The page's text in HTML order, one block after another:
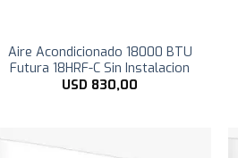
Aire Acondicionado 18000 BTU
Futura 18HRF-C Sin Instalacion
USD 830,00